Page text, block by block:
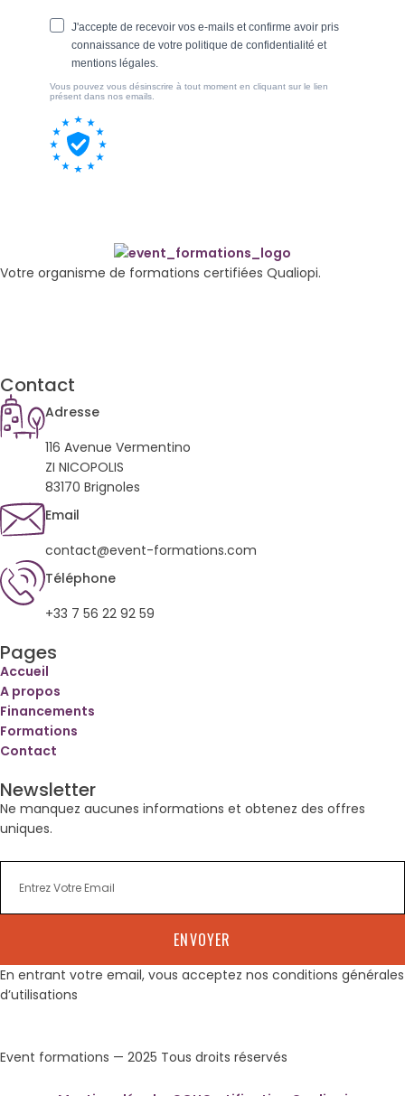
Votre organisme de formations certifiées Qualiopi.
Contact
Adresse
116 Avenue Vermentino
ZI NICOPOLIS
83170 Brignoles
Email
contact@event-formations.com
Téléphone
+33 7 56 22 92 59
Pages
Accueil
A propos
Financements
Formations
Contact
Newsletter
Ne manquez aucunes informations et obtenez des offres
uniques.
ENVOYER
En entrant votre email, vous acceptez nos conditions générales
d’utilisations
Event formations — 2025 Tous droits réservés